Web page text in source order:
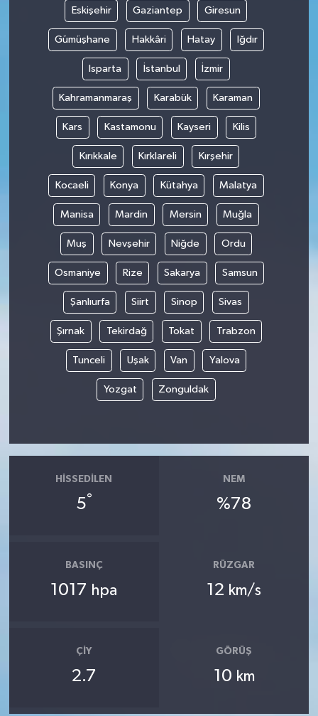
Eskişehir Gaziantep Giresun
Gümüşhane Hakkâri Hatay Iğdır
Isparta İstanbul İzmir
Kahramanmaraş Karabük Karaman
Kars Kastamonu Kayseri Kilis
Kırıkkale Kırklareli Kırşehir
Kocaeli Konya Kütahya Malatya
Manisa Mardin Mersin Muğla
Muş Nevşehir Niğde Ordu
Osmaniye Rize Sakarya Samsun
Şanlıurfa Siirt Sinop Sivas
Şırnak Tekirdağ Tokat Trabzon
Tunceli Uşak Van Yalova
Yozgat Zonguldak
HISSEDILEN
5°
NEM
%78
BASINÇ
1017 hpa
RÜZGAR
12 km/s
ÇIY
2.7
GÖRÜŞ
10 km